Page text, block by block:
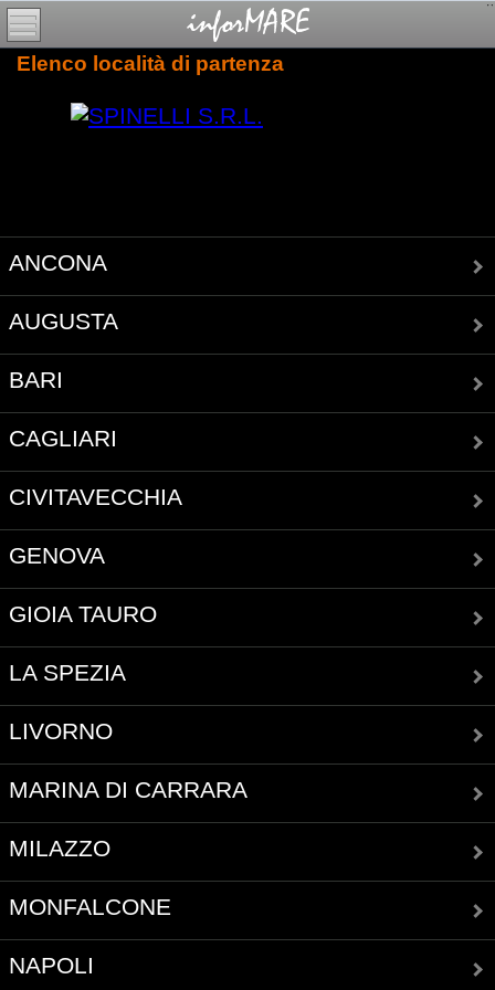
Elenco località di partenza
ANCONA
AUGUSTA
BARI
CAGLIARI
CIVITAVECCHIA
GENOVA
GIOIA TAURO
LA SPEZIA
LIVORNO
MARINA DI CARRARA
MILAZZO
MONFALCONE
NAPOLI